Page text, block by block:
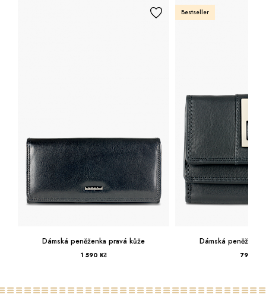
Dámská peněženka pravá kůže
1 590 Kč
Bestseller
Dámská
799 Kč